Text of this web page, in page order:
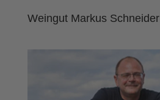
Weingut Markus Schneider